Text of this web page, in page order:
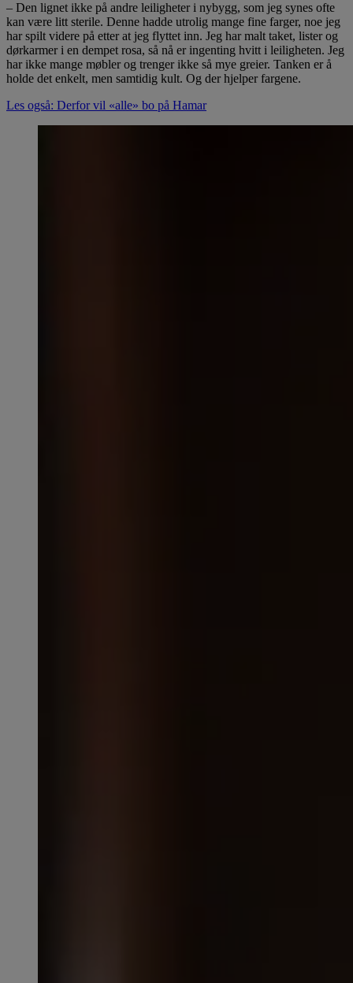
– Den lignet ikke på andre leiligheter i nybygg, som jeg synes ofte
kan være litt sterile. Denne hadde utrolig mange fine farger, noe jeg
har spilt videre på etter at jeg flyttet inn. Jeg har malt taket, lister og
dørkarmer i en dempet rosa, så nå er ingenting hvitt i leiligheten. Jeg
har ikke mange møbler og trenger ikke så mye greier. Tanken er å
holde det enkelt, men samtidig kult. Og der hjelper fargene.
Les også: Derfor vil «alle» bo på Hamar